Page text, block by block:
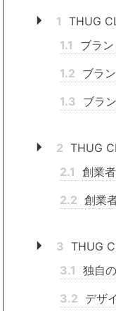
1 THUG
1.1
ブラ
1.2 ブラ
1.3 ブラ
2 THUG
2.1 創業
2.2 創業
3 THUG
3.1 独自
3.2 デザ